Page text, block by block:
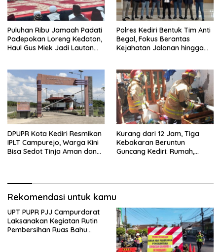
Puluhan Ribu Jamaah Padati
Padepokan Loreng Kedaton,
Haul Gus Miek Jadi Lautan
Polres Kediri Bentuk Tim Anti
Begal, Fokus Berantas
Kejahatan Jalanan hingga
DPUPR Kota Kediri Resmikan
IPLT Campurejo, Warga Kini
Bisa Sedot Tinja Aman dan
Kurang dari 12 Jam, Tiga
Kebakaran Beruntun
Guncang Kediri: Rumah,
Rekomendasi untuk kamu
UPT PUPR PJJ Campurdarat
Laksanakan Kegiatan Rutin
Pembersihan Ruas Bahu